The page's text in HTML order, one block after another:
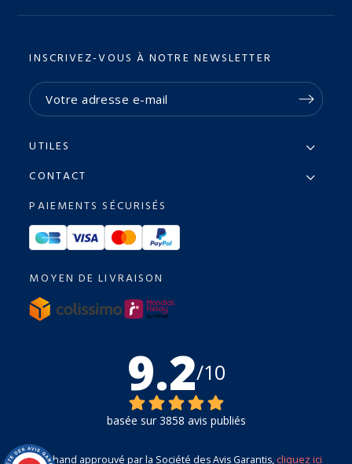
INSCRIVEZ-VOUS À NOTRE NEWSLETTER
UTILES
CONTACT
PAIEMENTS SÉCURISÉS
MOYEN DE LIVRAISON
9.2/10
basée sur 3858 avis publiés
Marchand approuvé par la Société des Avis Garantis, cliquez ici